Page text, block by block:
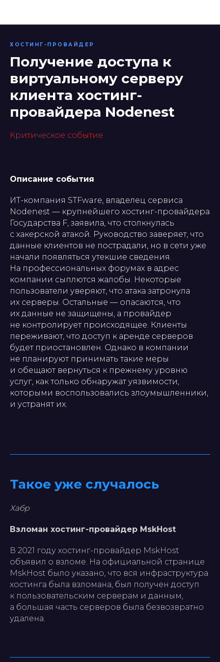
ХОСТИНГ-ПРОВАЙДЕР
Получение доступа к
виртуальному серверу
клиента хостинг-
провайдера Nodenest
Критическое событие
Описание события
ИТ-компания STFware, владелец сервиса
Nodenest — крупнейшего хостинг-провайдера
Государства F, заявила, что столкнулась
с хакерской атакой. Руководство заверяет, что
данные клиентов не пострадали, но в сети уже
начали появляться утекшие сведения.
На профессиональных форумах в адрес
компании сыплются жалобы. Некоторые
пользователи уверяют, что атака затронула
их серверы. Остальные — опасаются, что
их данные не защищены, а провайдер
не контролирует происходящее. Клиенты
переживают, что доступ к аренде серверов
будет приостановлен. Однако в компании
не планируют принимать такие меры
и обещают вернуться к прежнему уровню
услуг, как только обнаружат уязвимости,
которыми воспользовались злоумышленники,
и устранят их.
Такое уже случалось
Хабр
Взломан хостинг-провайдер MskHost
В 2021 году хостинг-провайдер MskHost
объявил о взломе. На официальной странице
MskHost было указано, что вся инфраструктура
хостинга была взломана, был получен доступ
к пользовательским серверам и данным,
а большая часть серверов была безвозвратно
удалена.